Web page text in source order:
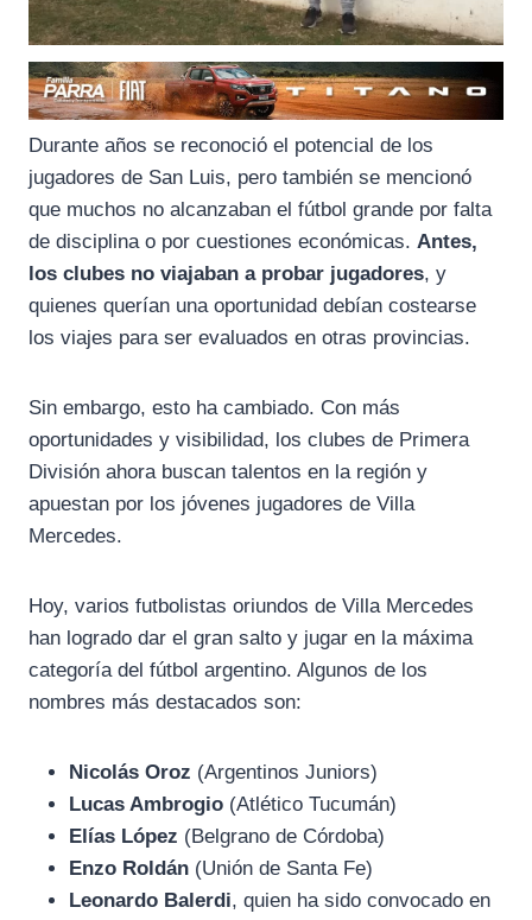
Durante años se reconoció el potencial de los
jugadores de San Luis, pero también se mencionó
que muchos no alcanzaban el fútbol grande por falta
de disciplina o por cuestiones económicas. Antes,
los clubes no viajaban a probar jugadores, y
quienes querían una oportunidad debían costearse
los viajes para ser evaluados en otras provincias.
Sin embargo, esto ha cambiado. Con más
oportunidades y visibilidad, los clubes de Primera
División ahora buscan talentos en la región y
apuestan por los jóvenes jugadores de Villa
Mercedes.
Hoy, varios futbolistas oriundos de Villa Mercedes
han logrado dar el gran salto y jugar en la máxima
categoría del fútbol argentino. Algunos de los
nombres más destacados son:
Nicolás Oroz (Argentinos Juniors)
Lucas Ambrogio (Atlético Tucumán)
Elías López (Belgrano de Córdoba)
Enzo Roldán (Unión de Santa Fe)
Leonardo Balerdi, quien ha sido convocado en